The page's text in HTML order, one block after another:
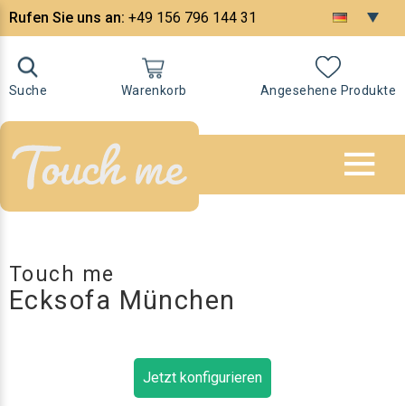
Rufen Sie uns an: +49 156 796 144 31
Suche Warenkorb Angesehene Produkte
Touch me
Ecksofa München
Jetzt konfigurieren